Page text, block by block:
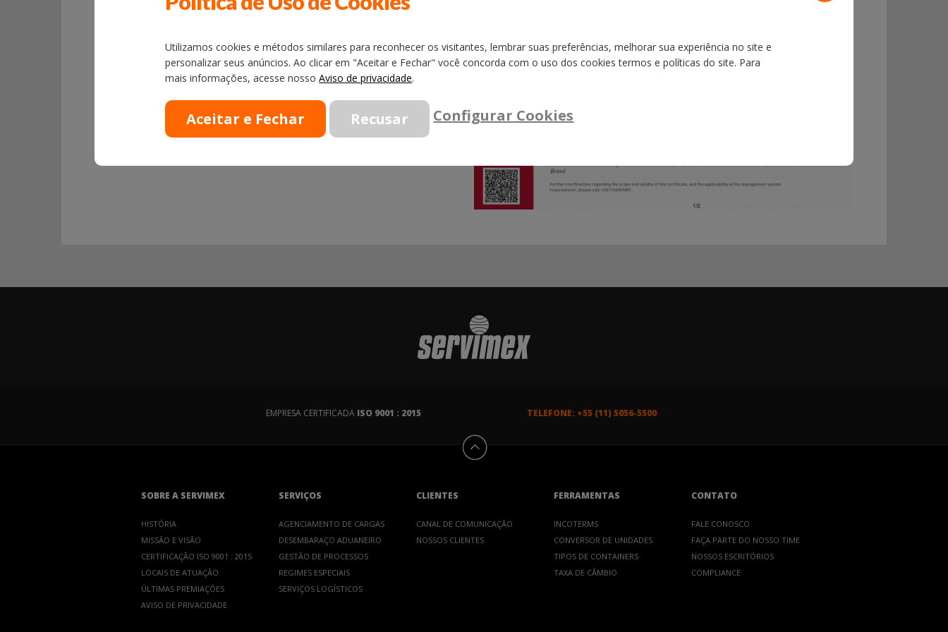
EMPRESA CERTIFICADA ISO 9001 : 2015 TELEFONE: +55 (11) 5056-5500
SOBRE A SERVIMEX
HISTÓRIA
MISSÃO E VISÃO
CERTIFICAÇÃO ISO 9001 : 2015
LOCAIS DE ATUAÇÃO
ÚLTIMAS PREMIAÇÕES
AVISO DE PRIVACIDADE
SERVIÇOS
AGENCIAMENTO DE CARGAS
DESEMBARAÇO ADUANEIRO
GESTÃO DE PROCESSOS
REGIMES ESPECIAIS
SERVIÇOS LOGÍSTICOS
CLIENTES
CANAL DE COMUNICAÇÃO
NOSSOS CLIENTES
FERRAMENTAS
INCOTERMS
CONVERSOR DE UNIDADES
TIPOS DE CONTAINERS
TAXA DE CÂMBIO
CONTATO
FALE CONOSCO
FAÇA PARTE DO NOSSO TIME
NOSSOS ESCRITÓRIOS
COMPLIANCE
Utilizamos cookies e métodos similares para reconhecer os visitantes, lembrar suas preferências, melhorar sua experiência no site e
personalizar seus anúncios. Ao clicar em "Aceitar e Fechar" você concorda com o uso dos cookies termos e políticas do site. Para
mais informações, acesse nossoAviso de privacidade.
Configurar Cookies